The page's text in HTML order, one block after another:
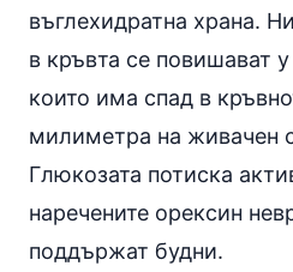
въглехидратна храна.
в кръвта се повишават
които има спад в
милиметра на живачен
Глюкозата потиска
наречените орексин
поддържат будни.